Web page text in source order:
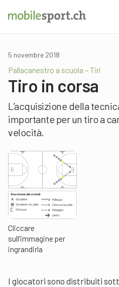
5 novembre 2018
Pallacanestro a scuola – Tiri
Tiro in corsa
L’acquisizione della
importante per un tiro a
velocità.
Cliccare
sull’immagine per
ingrandirla
I giocatori sono distribuiti